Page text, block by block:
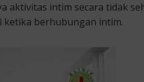
aktivitas intim secara tidak
berhubungan intim.